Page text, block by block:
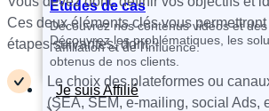
Découvrez nos contenus vidéos et des
l’affiliation et de l’influence.
Je suis Affilié
Études de cas
Découvrez les problématiques, les
obtenus de nos clients.
Ces deux éléments clés vous
étapes suivantes, dont :
Le choix des plateformes ou
(SEA, SEM, e-mailing, social Ads,